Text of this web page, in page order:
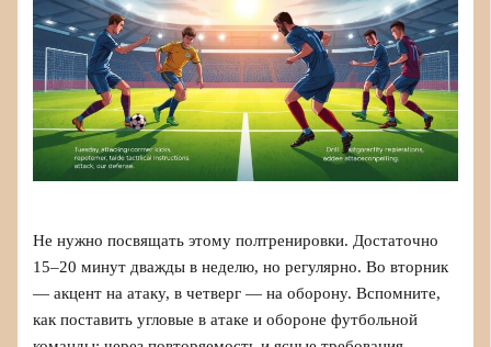
Не нужно посвящать этому полтренировки. Достаточно
15–20 минут дважды в неделю, но регулярно. Во вторник
— акцент на атаку, в четверг — на оборону. Вспомните,
как поставить угловые в атаке и обороне футбольной